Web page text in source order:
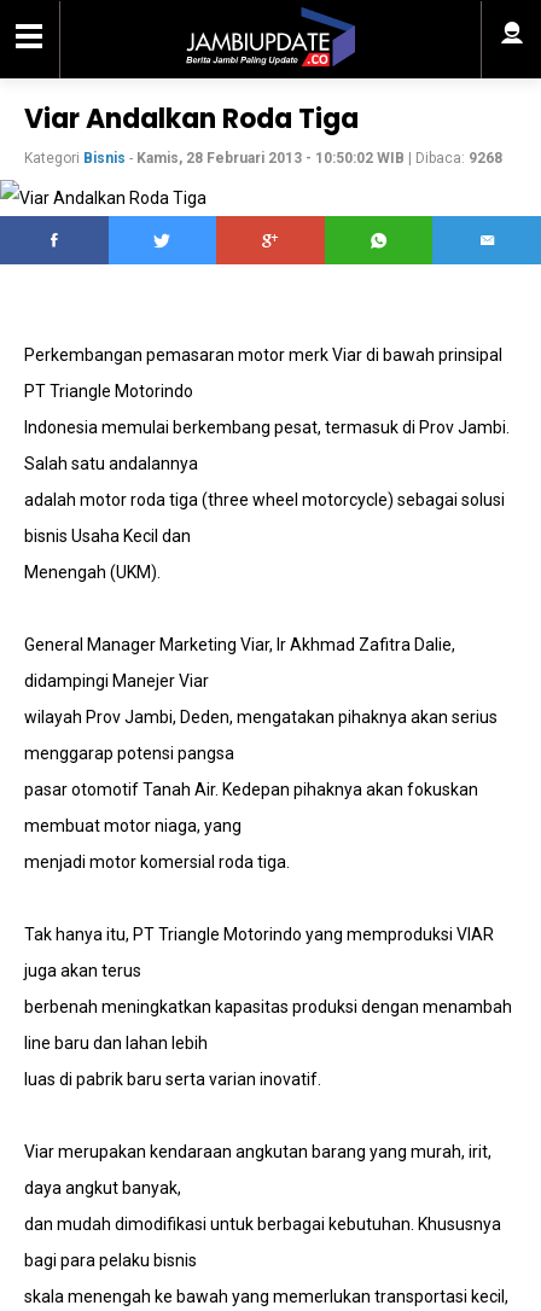
Viar Andalkan Roda Tiga
Kategori Bisnis - Kamis, 28 Februari 2013 - 10:50:02 WIB | Dibaca: 9268
Perkembangan pemasaran motor merk Viar di bawah prinsipal
PT Triangle Motorindo
Indonesia memulai berkembang pesat, termasuk di Prov Jambi.
Salah satu andalannya
adalah motor roda tiga (three wheel motorcycle) sebagai solusi
bisnis Usaha Kecil dan
Menengah (UKM).
General Manager Marketing Viar, Ir Akhmad Zafitra Dalie,
didampingi Manejer Viar
wilayah Prov Jambi, Deden, mengatakan pihaknya akan serius
menggarap potensi pangsa
pasar otomotif Tanah Air. Kedepan pihaknya akan fokuskan
membuat motor niaga, yang
menjadi motor komersial roda tiga.
Tak hanya itu, PT Triangle Motorindo yang memproduksi VIAR
juga akan terus
berbenah meningkatkan kapasitas produksi dengan menambah
line baru dan lahan lebih
luas di pabrik baru serta varian inovatif.
Viar merupakan kendaraan angkutan barang yang murah, irit,
daya angkut banyak,
dan mudah dimodifikasi untuk berbagai kebutuhan. Khususnya
bagi para pelaku bisnis
skala menengah ke bawah yang memerlukan transportasi kecil,